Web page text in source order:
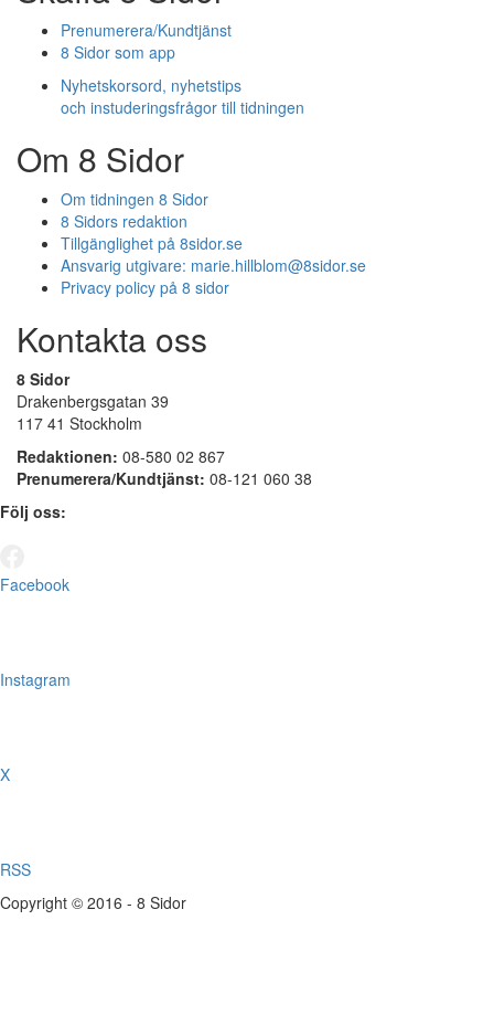
Prenumerera/Kundtjänst
8 Sidor som app
Nyhetskorsord, nyhetstips
och instuderingsfrågor till tidningen
Om 8 Sidor
Om tidningen 8 Sidor
8 Sidors redaktion
Tillgänglighet på 8sidor.se
Ansvarig utgivare: marie.hillblom@8sidor.se
Privacy policy på 8 sidor
Kontakta oss
8 Sidor
Drakenbergsgatan 39
117 41 Stockholm
Redaktionen: 08-580 02 867
Prenumerera/Kundtjänst: 08-121 060 38
Följ oss:
Facebook
Instagram
X
RSS
Copyright © 2016 - 8 Sidor